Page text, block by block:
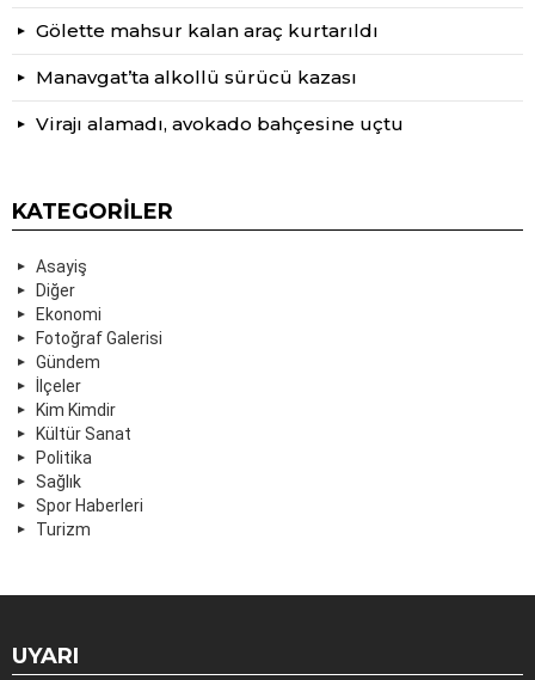
Gölette mahsur kalan araç kurtarıldı
Manavgat’ta alkollü sürücü kazası
Virajı alamadı, avokado bahçesine uçtu
KATEGORILER
Asayiş
Diğer
Ekonomi
Fotoğraf Galerisi
Gündem
İlçeler
Kim Kimdir
Kültür Sanat
Politika
Sağlık
Spor Haberleri
Turizm
UYARI